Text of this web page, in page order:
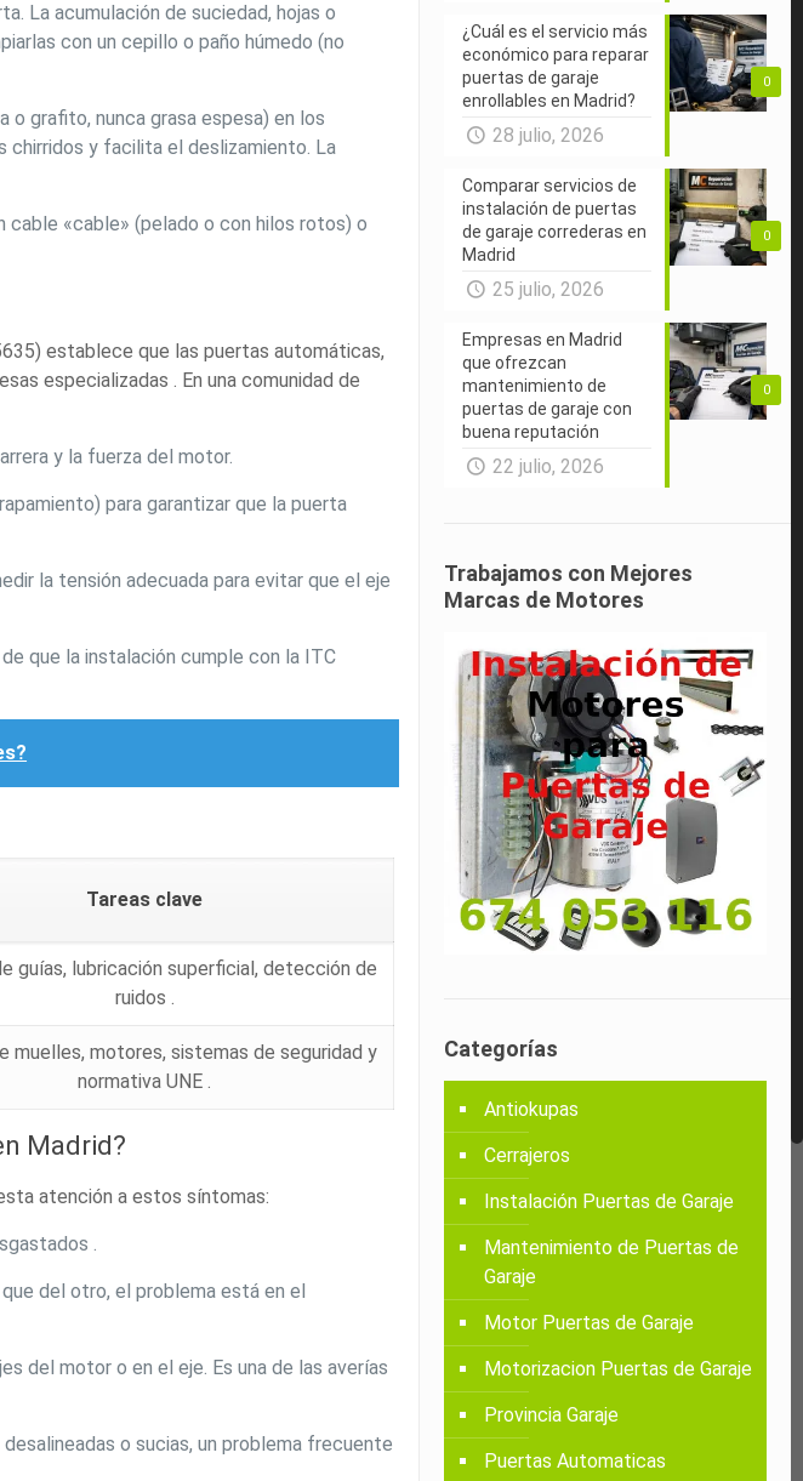
La acumulación de suciedad, hojas o
con un cepillo o paño húmedo (no
grafito, nunca grasa espesa) en los
chirridos y facilita el deslizamiento. La
cable «cable» (pelado o con hilos rotos) o
establece que las puertas automáticas,
especializadas . En una comunidad de
y la fuerza del motor.
para garantizar que la puerta
la tensión adecuada para evitar que el eje
que la instalación cumple con la ITC
Tareas clave
guías, lubricación superficial, detección de
ruidos .
muelles, motores, sistemas de seguridad y
normativa UNE .
Madrid?
atención a estos síntomas:
.
del otro, el problema está en el
del motor o en el eje. Es una de las averías
o sucias, un problema frecuente
0
¿Cuál es el servicio más
económico para reparar
puertas de garaje
enrollables en Madrid?
28 julio, 2026
0
Comparar servicios de
instalación de puertas
de garaje correderas en
Madrid
25 julio, 2026
0
Empresas en Madrid
que ofrezcan
mantenimiento de
puertas de garaje con
buena reputación
22 julio, 2026
Trabajamos con Mejores
Marcas de Motores
Categorías
Antiokupas
Cerrajeros
Instalación Puertas de Garaje
Mantenimiento de Puertas de
Garaje
Motor Puertas de Garaje
Motorizacion Puertas de Garaje
Provincia Garaje
Puertas Automaticas